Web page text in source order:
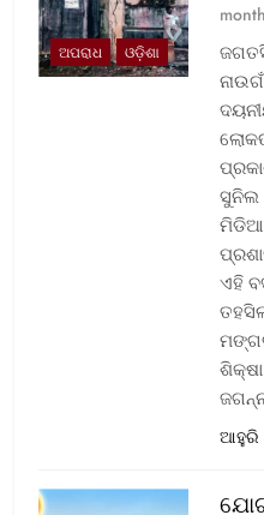
ଅପରାଧ ଓଡ଼ିଶା
ସୁନିଲ
ମିଡିଆ
ଏହି
ଆହୁରି